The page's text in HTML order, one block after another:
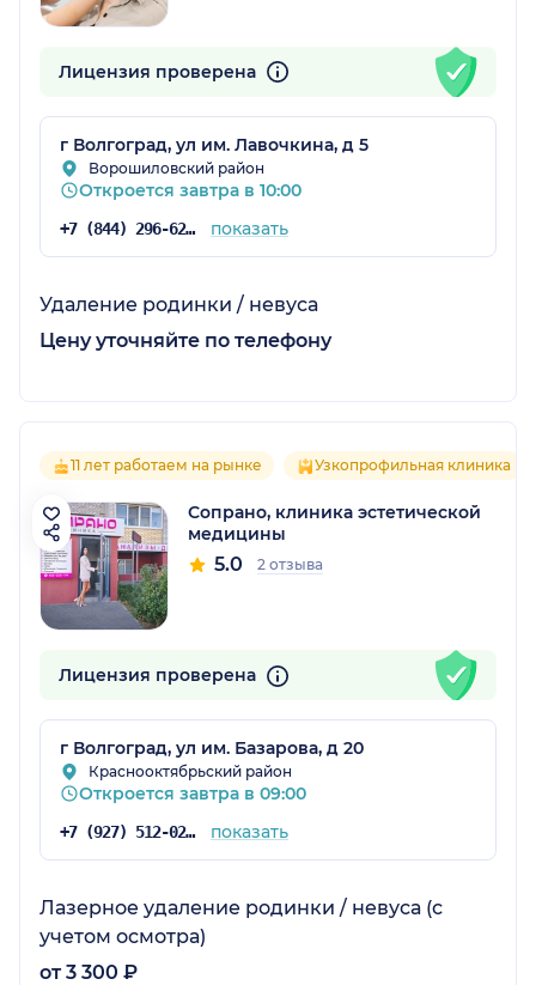
Лицензия проверена
г Волгоград, ул им. Лавочкина, д 5
Ворошиловский район
Откроется завтра в 10:00
+7 (844) 296-62-84 показать
Удаление родинки / невуса
Цену уточняйте по телефону
11 лет работаем на рынке Узкопрофильная клиника
Сопрано, клиника эстетической
медицины
5.0 2 отзыва
Лицензия проверена
г Волгоград, ул им. Базарова, д 20
Краснооктябрьский район
Откроется завтра в 09:00
+7 (927) 512-02-14 показать
Лазерное удаление родинки / невуса (с
учетом осмотра)
от 3 300 ₽